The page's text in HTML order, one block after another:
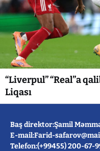
“Liverpul” “Real”a
Liqası
Baş direktor:Şamil
E-mail:Farid-
Telefon:(+99455) 200-67-